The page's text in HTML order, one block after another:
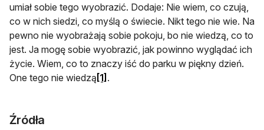
umiał sobie tego wyobrazić. Dodaje: Nie wiem, co czują,
co w nich siedzi, co myślą o świecie. Nikt tego nie wie. Na
pewno nie wyobrażają sobie pokoju, bo nie wiedzą, co to
jest. Ja mogę sobie wyobrazić, jak powinno wyglądać ich
życie. Wiem, co to znaczy iść do parku w piękny dzień.
One tego nie wiedzą [1] .
Źródła